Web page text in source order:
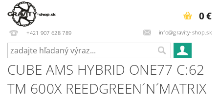
+421 907 628 789 info@gravity-shop.sk
0 €
CUBE AMS HYBRID ONE77 C:62
TM 600X REEDGREEN´N´MATRIX